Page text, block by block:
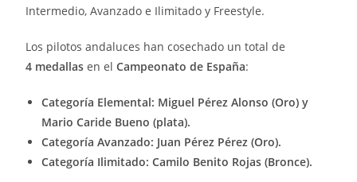
Intermedio, Avanzado e Ilimitado y Freestyle.
Los pilotos andaluces han cosechado un total de
4 medallas en elCampeonato de España:
Categoría Elemental: Miguel Pérez Alonso (Oro) y
Mario Caride Bueno (plata).
Categoría Avanzado: Juan Pérez Pérez (Oro).
Categoría Ilimitado: Camilo Benito Rojas (Bronce).